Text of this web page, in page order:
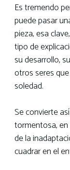
Es tremendo
puede pasar
pieza, esa
tipo de
su desarrollo,
otros seres
soledad.
Se convierte
tormentosa,
de la
cuadrar en el